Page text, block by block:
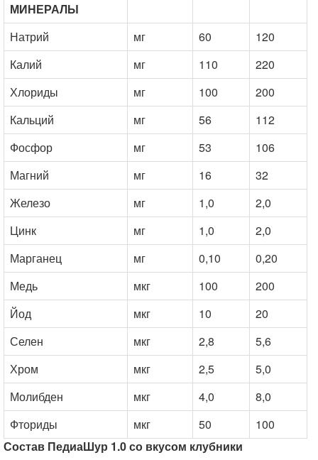
МИНЕРАЛЫ
Натрий
мг 60
120
Калий
мг 110
220
Хлориды
мг 100
200
Кальций
мг 56
112
Фосфор
мг 53
106
Магний
мг 16
32
Железо
мг 1,0
2,0
Цинк
мг 1,0
2,0
Марганец
мг 0,10
0,20
Медь
мкг 100
200
Йод
мкг 10
20
Селен
мкг 2,8
5,6
Хром
мкг 2,5
5,0
Молибден
мкг 4,0
8,0
Фториды
мкг 50
100
Состав ПедиаШур 1.0 со вкусом клубники